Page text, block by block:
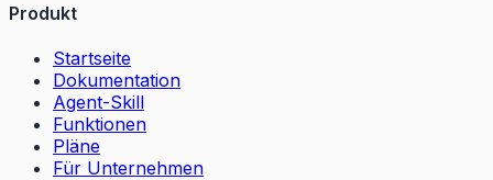
Produkt
Startseite
Dokumentation
Agent-Skill
Funktionen
Pläne
Für Unternehmen